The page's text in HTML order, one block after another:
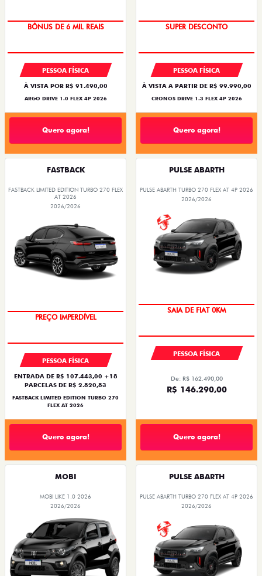
TAXA ZERO
PESSOA FÍSICA
À VISTA POR R$ 91.490,00
ARGO DRIVE 1.0 FLEX 4P 2026
Quero agora!
BÔNUS DE ATÉ R$ 14 MIL
PESSOA FÍSICA
À VISTA A PARTIR DE R$ 99.990,00
CRONOS DRIVE 1.3 FLEX 4P 2026
Quero agora!
FASTBACK
FASTBACK LIMITED EDITION TURBO 270 FLEX
AT 2026
2026/2026
COM USADO NA TROCA
PESSOA FÍSICA
ENTRADA DE R$ 107.443,00 +18
PARCELAS DE R$ 2.820,83
FASTBACK LIMITED EDITION TURBO 270
FLEX AT 2026
Quero agora!
PULSE ABARTH
PULSE ABARTH TURBO 270 FLEX AT 4P 2026
2026/2026
OPORTUNIDADE
PESSOA FÍSICA
De: R$ 162.490,00
R$ 146.290,00
Quero agora!
MOBI
MOBI LIKE 1.0 2026
2026/2026
PULSE ABARTH
PULSE ABARTH TURBO 270 FLEX AT 4P 2026
2026/2026